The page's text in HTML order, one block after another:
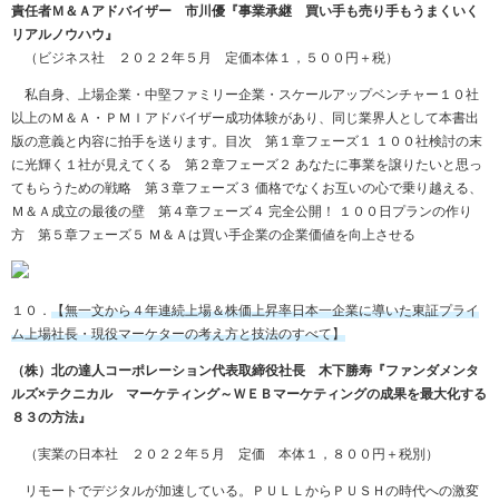
責任者Ｍ＆Ａアドバイザー 市川優『事業承継 買い手も売り手もうまくいく
リアルノウハウ』
（ビジネス社 ２０２２年５月 定価本体１，５００円＋税）
私自身、上場企業・中堅ファミリー企業・スケールアップベンチャー１０社
以上のＭ＆Ａ・ＰＭＩアドバイザー成功体験があり、同じ業界人として本書出
版の意義と内容に拍手を送ります。目次 第１章フェーズ１ １００社検討の末
に光輝く１社が見えてくる 第２章フェーズ２ あなたに事業を譲りたいと思っ
てもらうための戦略 第３章フェーズ３ 価格でなくお互いの心で乗り越える、
Ｍ＆Ａ成立の最後の壁 第４章フェーズ４ 完全公開！ １００日プランの作り
方 第５章フェーズ５ Ｍ＆Ａは買い手企業の企業価値を向上させる
１０． 【無一文から４年連続上場＆株価上昇率日本一企業に導いた東証プライ
ム上場社長・現役マーケターの考え方と技法のすべて】
（株）北の達人コーポレーション代表取締役社長 木下勝寿『ファンダメンタ
ルズ×テクニカル マーケティング～ＷＥＢマーケティングの成果を最大化する
８３の方法』
（実業の日本社 ２０２２年５月 定価 本体１，８００円＋税別）
リモートでデジタルが加速している。ＰＵＬＬからＰＵＳＨの時代への激変